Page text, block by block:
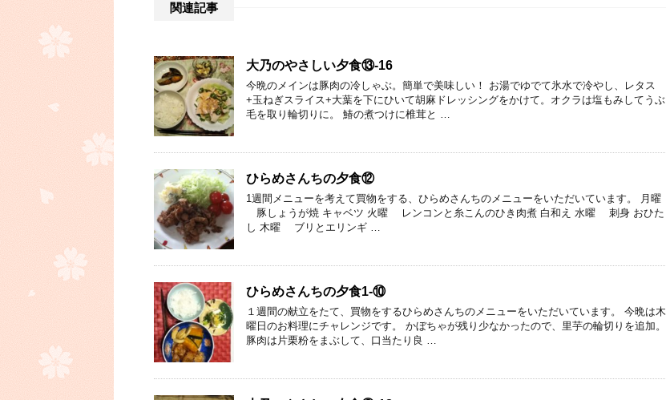
関連記事
大乃のやさしい夕食⑬-16
今晩のメインは豚肉の冷しゃぶ。簡単で美味しい！ お湯でゆでて氷水で冷やし、レタス
+玉ねぎスライス+大葉を下にひいて胡麻ドレッシングをかけて。オクラは塩もみしてうぶ
毛を取り輪切りに。 鰆の煮つけに椎茸と …
ひらめさんちの夕食⑫
1週間メニューを考えて買物をする、ひらめさんちのメニューをいただいています。 月曜
豚しょうが焼 キャベツ 火曜 レンコンと糸こんのひき肉煮 白和え 水曜 刺身 おひた
し 木曜 ブリとエリンギ …
ひらめさんちの夕食1-⑩
１週間の献立をたて、買物をするひらめさんちのメニューをいただいています。 今晩は木
曜日のお料理にチャレンジです。 かぼちゃが残り少なかったので、里芋の輪切りを追加。
豚肉は片栗粉をまぶして、口当たり良 …